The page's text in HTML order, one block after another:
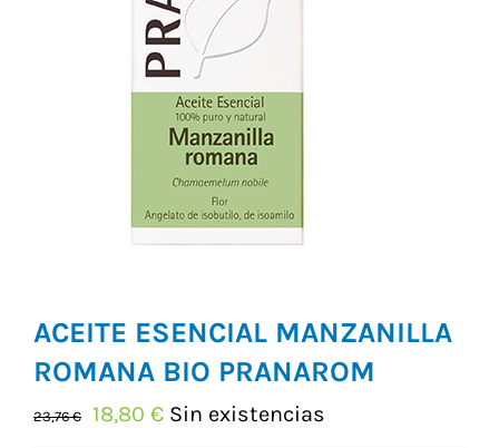
ACEITE ESENCIAL MANZANILLA
ROMANA BIO PRANAROM
23,76€
El
18,80 €ElSin existencias